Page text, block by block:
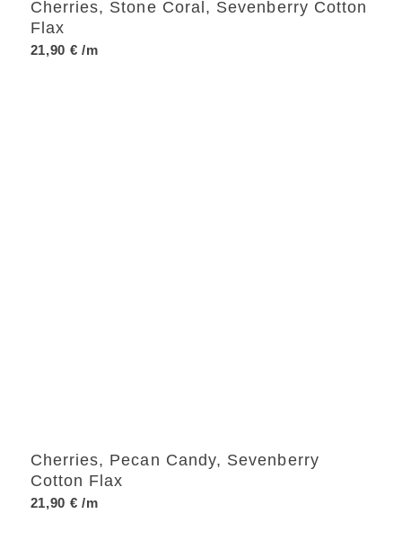
Cherries, Stone Coral, Sevenberry Cotton
Flax
21,90 € /m
Cherries, Pecan Candy, Sevenberry
Cotton Flax
21,90 € /m